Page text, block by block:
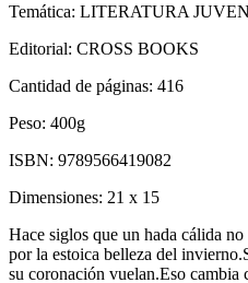
Temática: LITERATURA
Editorial: CROSS BOOKS
Cantidad de páginas: 416
Peso: 400g
ISBN: 9789566419082
Dimensiones: 21 x 15
Hace siglos que un hada cálida
por la estoica belleza del
su coronación vuelan.Eso cambia